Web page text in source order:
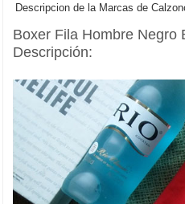
Descripcion de la Marcas de
Boxer Fila Hombre Negro
Descripción: